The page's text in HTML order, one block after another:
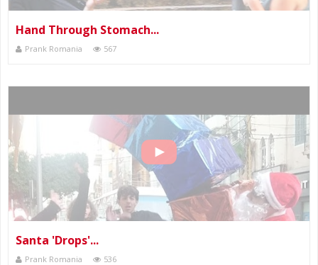
Hand Through Stomach...
Prank Romania 567
Santa 'Drops'...
Prank Romania 536